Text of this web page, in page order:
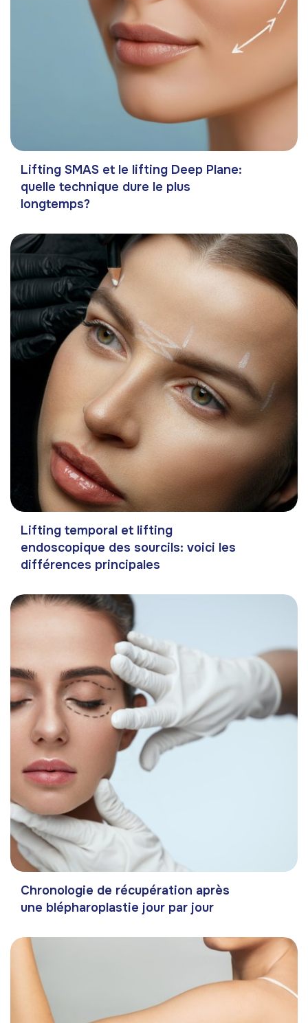
Lifting SMAS et le lifting Deep Plane:
quelle technique dure le plus
longtemps?
Lifting temporal et lifting
endoscopique des sourcils: voici les
différences principales
Chronologie de récupération après
une blépharoplastie jour par jour